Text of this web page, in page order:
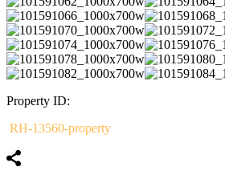
Property ID:
RH-13560-property